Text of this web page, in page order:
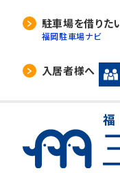
駐車場を借りた
福岡駐車場ナビ
入居者様へ